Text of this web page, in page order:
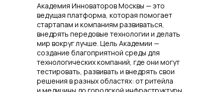
Академия Инноваторов Москвы — это
ведущая платформа, которая помогает
стартапам и компаниям развиваться,
внедрять передовые технологии и делать
мир вокруг лучше. Цель Академии —
создание благоприятной среды для
технологических компаний, где они могут
тестировать, развивать и внедрять свои
решения в разных областях: от ритейла